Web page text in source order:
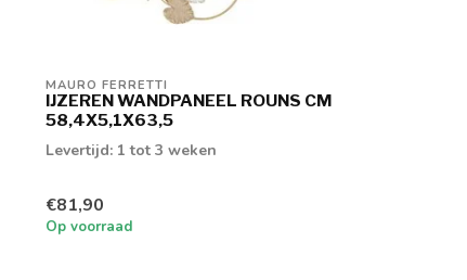
MAURO FERRETTI
IJZEREN WANDPANEEL ROUNS CM
58,4X5,1X63,5
Levertijd: 1 tot 3 weken
€81,90
Op voorraad